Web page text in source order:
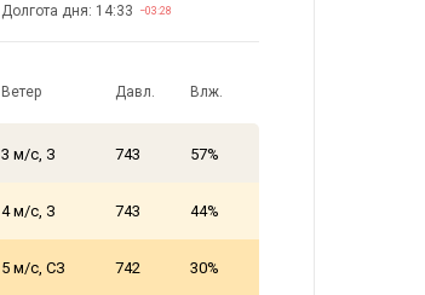
Долгота дня: 14:33 −03:28
Ветер Давл. Влж.
3 м/с, З 743 57%
4 м/с, З 743 44%
5 м/с, СЗ 742 30%